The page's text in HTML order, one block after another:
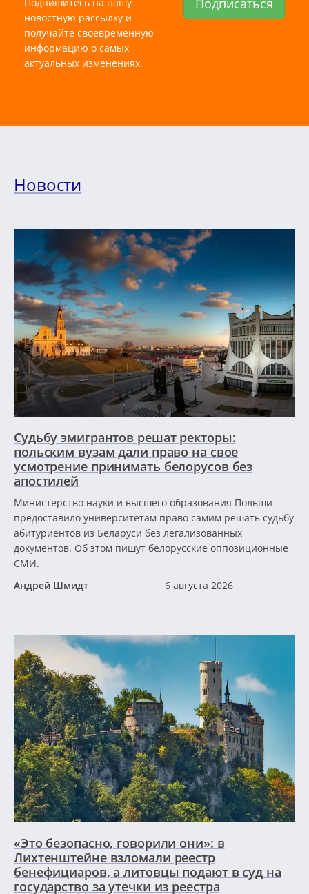
новостную рассылку и
получайте своевременную
информацию о самых
актуальных изменениях.
Новости
Судьбу эмигрантов решат ректоры:
польским вузам дали право на свое
усмотрение принимать белорусов без
апостилей
Министерство науки и высшего образования Польши
предоставило университетам право самим решать судьбу
абитуриентов из Беларуси без легализованных
документов. Об этом пишут белорусские оппозиционные
СМИ.
Андрей Шмидт
6 августа 2026
«Это безопасно, говорили они»: в
Лихтенштейне взломали реестр
бенефициаров, а литовцы подают в суд на
государство за утечки из реестра